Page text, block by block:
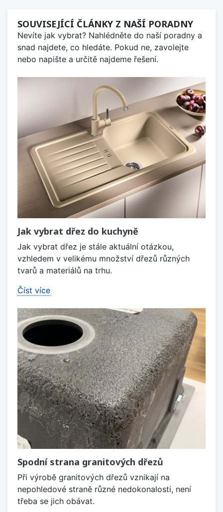
SOUVISEJÍCÍ ČLÁNKY Z NAŠÍ PORADNY
Nevíte jak vybrat? Nahlédněte do naší poradny a
snad najdete, co hledáte. Pokud ne, zavolejte
nebo napište a určitě najdeme řešení.
Jak vybrat dřez do kuchyně
Jak vybrat dřez je stále aktuální otázkou,
vzhledem v velikému množství dřezů různých
tvarů a materiálů na trhu.
Číst více
Spodní strana granitových dřezů
Při výrobě granitových dřezů vznikají na
nepohledové straně různé nedokonalosti, není
třeba se jich obávat.